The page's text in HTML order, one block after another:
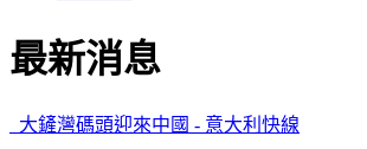
最新消息
大鏟灣碼頭迎來中國 - 意大利快線